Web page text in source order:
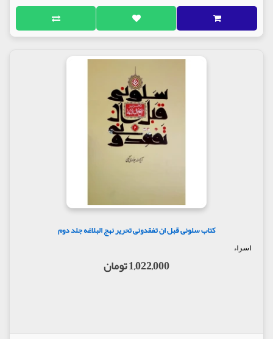
کتاب سلونی قبل ان تفقدونی تحریر نهج البلاغه جلد دوم
اسراء
1,022,000 تومان